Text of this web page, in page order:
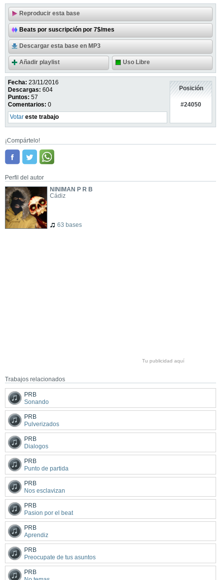
Reproducir esta base
Beats por suscripción por 7$/mes
Descargar esta base en MP3
Añadir playlist Uso Libre
Fecha: 23/11/2016
Descargas: 604
Puntos: 57
Comentarios: 0
Votar este trabajo
Posición
#24050
¡Compártelo!
Perfil del autor
NINIMAN P R B
Cádiz
63 bases
Tu publicidad aquí
Trabajos relacionados
PRB
Sonando
PRB
Pulverizados
PRB
Dialogos
PRB
Punto de partida
PRB
Nos esclavizan
PRB
Pasion por el beat
PRB
Aprendiz
PRB
Preocupate de tus asuntos
PRB